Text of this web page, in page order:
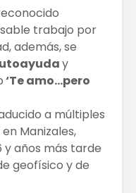
trabajo por
además, se
y
‘Te amo…pero
a múltiples
Manizales,
y años más tarde
geofísico y de
WEFU